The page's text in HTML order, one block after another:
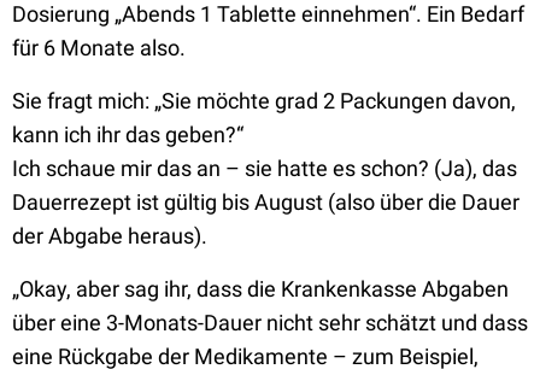
Dosierung „Abends 1 Tablette einnehmen“. Ein Bedarf
für 6 Monate also.
Sie fragt mich: „Sie möchte grad 2 Packungen davon,
kann ich ihr das geben?“
Ich schaue mir das an – sie hatte es schon? (Ja), das
Dauerrezept ist gültig bis August (also über die Dauer
der Abgabe heraus).
„Okay, aber sag ihr, dass die Krankenkasse Abgaben
über eine 3-Monats-Dauer nicht sehr schätzt und dass
eine Rückgabe der Medikamente – zum Beispiel,